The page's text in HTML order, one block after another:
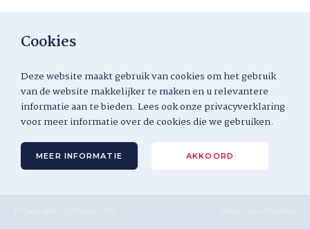
Cookies
Deze website maakt gebruik van cookies om het gebruik
van de website makkelijker te maken en u relevantere
informatie aan te bieden. Lees ook onze privacyverklaring
voor meer informatie over de cookies die we gebruiken.
MEER INFORMATIE AKKOORD